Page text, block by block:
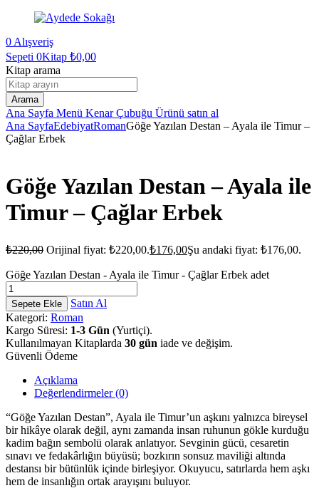
0 Alışveriş
Sepeti 0Kitap ₺0,00
Kitap arama
Arama
Ana Sayfa Menü Kenar Çubuğu Ürünü satın al
Ana SayfaEdebiyatRomanGöğe Yazılan Destan – Ayala ile Timur –
Çağlar Erbek
Göğe Yazılan Destan – Ayala ile
Timur – Çağlar Erbek
₺220,00 Orijinal fiyat: ₺220,00.₺176,00Şu andaki fiyat: ₺176,00.
Göğe Yazılan Destan - Ayala ile Timur - Çağlar Erbek adet
Sepete Ekle
Satın Al
Kategori: Roman
Kargo Süresi: 1-3 Gün (Yurtiçi).
Kullanılmayan Kitaplarda 30 gün iade ve değişim.
Güvenli Ödeme
Açıklama
Değerlendirmeler (0)
“Göğe Yazılan Destan”, Ayala ile Timur’un aşkını yalnızca bireysel
bir hikâye olarak değil, aynı zamanda insan ruhunun gökle kurduğu
kadim bağın sembolü olarak anlatıyor. Sevginin gücü, cesaretin
sınavı ve fedakârlığın büyüsü; bozkırın sonsuz maviliği altında
destansı bir bütünlük içinde birleşiyor. Okuyucu, satırlarda hem aşkı
hem de insanlığın ortak arayışını buluyor.